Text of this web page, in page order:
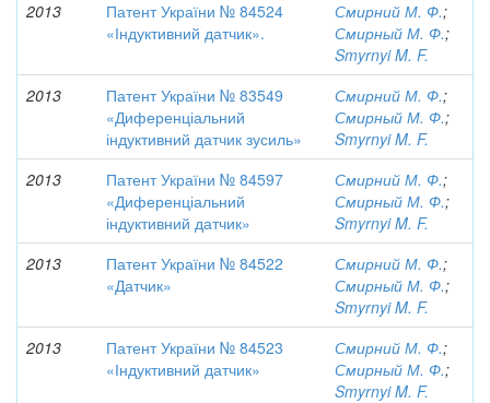
2013
Патент України № 84524
«Індуктивний датчик».
Смирний М. Ф.;
Смирный М. Ф.;
Smyrnyi M. F.
2013
Патент України № 83549
«Диференціальний
індуктивний датчик зусиль»
Смирний М. Ф.;
Смирный М. Ф.;
Smyrnyi M. F.
2013
Патент України № 84597
«Диференціальний
індуктивний датчик»
Смирний М. Ф.;
Смирный М. Ф.;
Smyrnyi M. F.
2013
Патент України № 84522
«Датчик»
Смирний М. Ф.;
Смирный М. Ф.;
Smyrnyi M. F.
2013
Патент України № 84523
«Індуктивний датчик»
Смирний М. Ф.;
Смирный М. Ф.;
Smyrnyi M. F.